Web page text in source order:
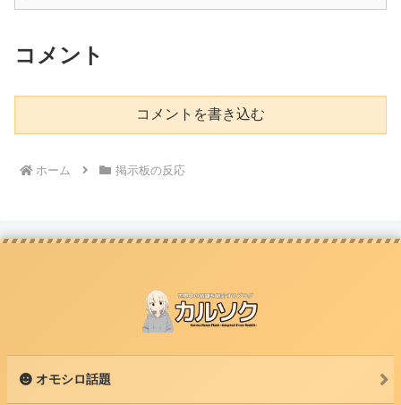
コメント
コメントを書き込む
ホーム 掲示板の反応
オモシロ話題